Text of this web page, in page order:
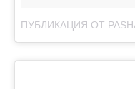
ПУБЛИКАЦИЯ ОТ